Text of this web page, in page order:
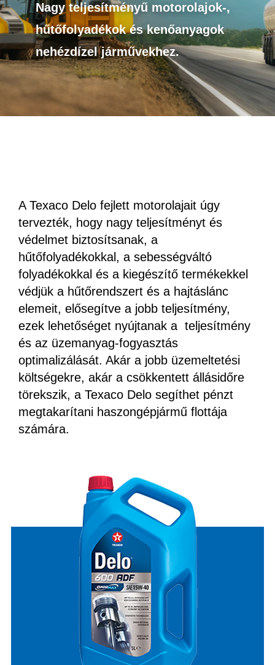
Nagy teljesítményű motorolajok-,
hűtőfolyadékok és kenőanyagok
nehézdízel járművekhez.
A Texaco Delo fejlett motorolajait úgy
tervezték, hogy nagy teljesítményt és
védelmet biztosítsanak, a
hűtőfolyadékokkal, a sebességváltó
folyadékokkal és a kiegészítő termékekkel
védjük a hűtőrendszert és a hajtáslánc
elemeit, elősegítve a jobb teljesítmény,
ezek lehetőséget nyújtanak a teljesítmény
és az üzemanyag-fogyasztás
optimalizálását. Akár a jobb üzemeltetési
költségekre, akár a csökkentett állásidőre
törekszik, a Texaco Delo segíthet pénzt
megtakarítani haszongépjármű flottája
számára.